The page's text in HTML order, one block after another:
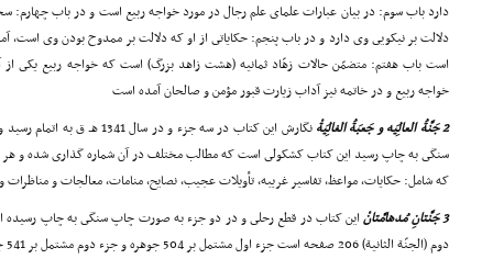
دارد باب سوم: در بیان عبارات علماى علم رجال در مورد خواجه ربیع است و در باب چهارم:
دلالت بر نیکویى وى دارد و در باب پنجم: حکایاتى از او که دلالت بر ممدوح بودن وى
است باب هفتم: متضمّن حالات زهّاد ثمانیه (هشت زاهد بزرگ) است که خواجه ربیع یکى
خواجه ربیع و در خاتمه نیز آداب زیارت قبور مؤمن و صالحان آمده است
2 جَنَّةُ العالِیَه و جَعبَةُ الغالِیَةْ
نگارش این کتاب در سه جزء و
که شامل: حکایات، مواعظ، تفاسیر غریبه، تأویلات عجیب، نصایح، منامات، معالجات و
3 جَنَّتانِ مُدهامَّتانْ
دوم (الجنّة الثانیة) 206 صفحه است جزء اول مشتمل بر 504 جوهره و جزء دوم مشتمل بر 541 جوهره است